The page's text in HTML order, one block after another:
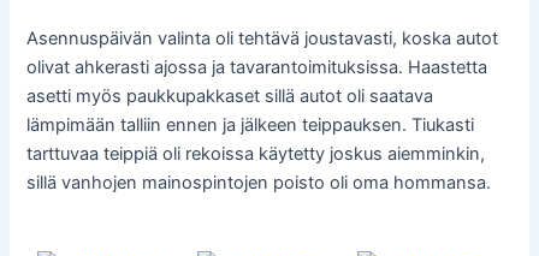
Asennuspäivän valinta oli tehtävä joustavasti, koska autot
olivat ahkerasti ajossa ja tavarantoimituksissa. Haastetta
asetti myös paukkupakkaset sillä autot oli saatava
lämpimään talliin ennen ja jälkeen teippauksen. Tiukasti
tarttuvaa teippiä oli rekoissa käytetty joskus aiemminkin,
sillä vanhojen mainospintojen poisto oli oma hommansa.